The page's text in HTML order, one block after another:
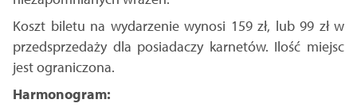
Koszt biletu na wydarzenie wynosi 159 zł, lub 99 zł w
przedsprzedaży dla posiadaczy karnetów. Ilość miejsc
jest ograniczona.
Harmonogram: